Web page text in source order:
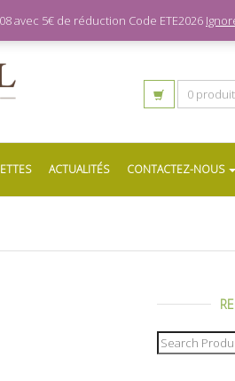
0
ACTUALITÉS CONTACTEZ-NOUS
Recherche
pour :
avec 5€ de réduction Code ETE2026